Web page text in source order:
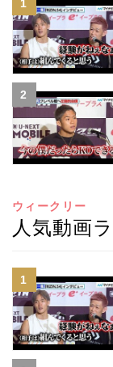
ウィークリー
人気動画